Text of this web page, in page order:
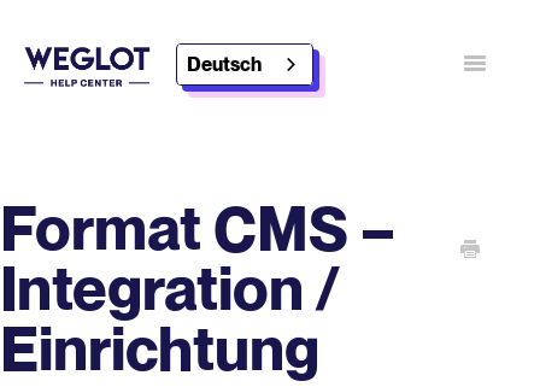
Deutsch
Format CMS –
Integration /
Einrichtung